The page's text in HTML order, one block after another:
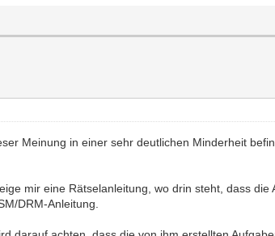
Meinung in einer sehr deutlichen Minderheit
mir eine Rätselanleitung, wo drin steht, dass die
DRM-Anleitung.